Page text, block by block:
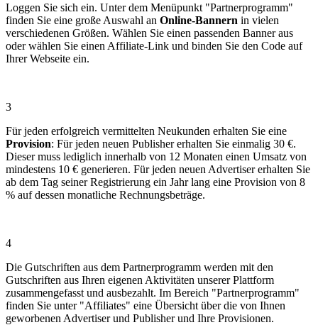
Loggen Sie sich ein. Unter dem Menüpunkt "Partnerprogramm"
finden Sie eine große Auswahl an Online-Bannern in vielen
verschiedenen Größen. Wählen Sie einen passenden Banner aus
oder wählen Sie einen Affiliate-Link und binden Sie den Code auf
Ihrer Webseite ein.
3
Für jeden erfolgreich vermittelten Neukunden erhalten Sie eine
Provision: Für jeden neuen Publisher erhalten Sie einmalig 30 €.
Dieser muss lediglich innerhalb von 12 Monaten einen Umsatz von
mindestens 10 € generieren. Für jeden neuen Advertiser erhalten Sie
ab dem Tag seiner Registrierung ein Jahr lang eine Provision von 8
% auf dessen monatliche Rechnungsbeträge.
4
Die Gutschriften aus dem Partnerprogramm werden mit den
Gutschriften aus Ihren eigenen Aktivitäten unserer Plattform
zusammengefasst und ausbezahlt. Im Bereich "Partnerprogramm"
finden Sie unter "Affiliates" eine Übersicht über die von Ihnen
geworbenen Advertiser und Publisher und Ihre Provisionen.